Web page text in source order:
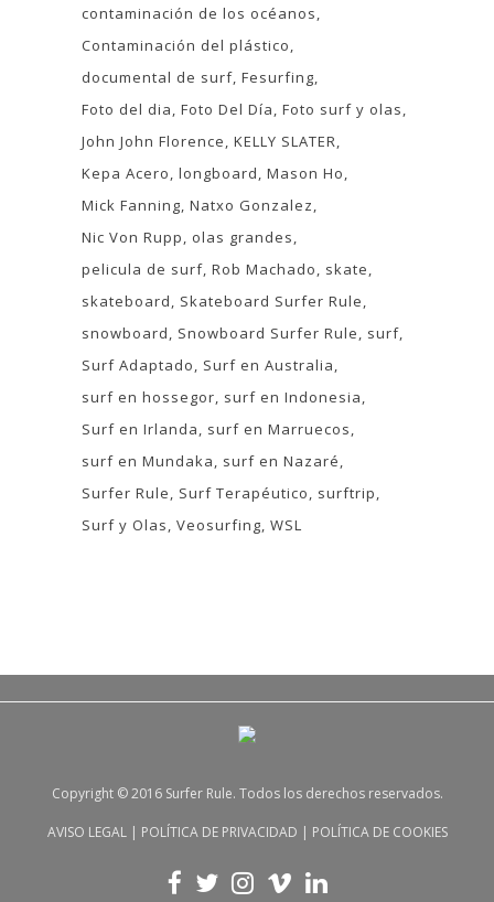
contaminación de los océanos
Contaminación del plástico
documental de surf Fesurfing
Foto del dia Foto Del Día Foto surf y olas
John John Florence KELLY SLATER
Kepa Acero longboard Mason Ho
Mick Fanning Natxo Gonzalez
Nic Von Rupp
olas grandes
pelicula de surf Rob Machado
skate
skateboard
Skateboard Surfer Rule
snowboard
Snowboard Surfer Rule
surf
Surf Adaptado
Surf en Australia
surf en hossegor surf en Indonesia
Surf en Irlanda
surf en Marruecos
surf en Mundaka
surf en Nazaré
Surfer Rule
Surf Terapéutico
surftrip
Surf y Olas Veosurfing WSL
Copyright © 2016 Surfer Rule. Todos los derechos reservados.
AVISO LEGAL| POLÍTICA DE PRIVACIDAD | POLÍTICA DE COOKIES